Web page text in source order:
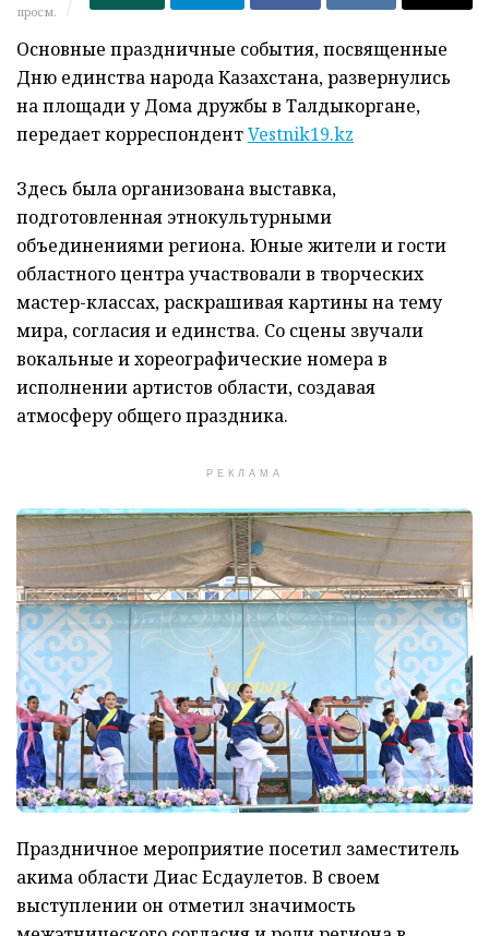
просм.
Основные праздничные события, посвященные
Дню единства народа Казахстана, развернулись
на площади у Дома дружбы в Талдыкоргане,
передает корреспондентVestnik19.kz
Здесь была организована выставка,
подготовленная этнокультурными
объединениями региона. Юные жители и гости
областного центра участвовали в творческих
мастер-классах, раскрашивая картины на тему
мира, согласия и единства. Со сцены звучали
вокальные и хореографические номера в
исполнении артистов области, создавая
атмосферу общего праздника.
РЕКЛАМА
Праздничное мероприятие посетил заместитель
акима области Диас Есдаулетов. В своем
выступлении он отметил значимость